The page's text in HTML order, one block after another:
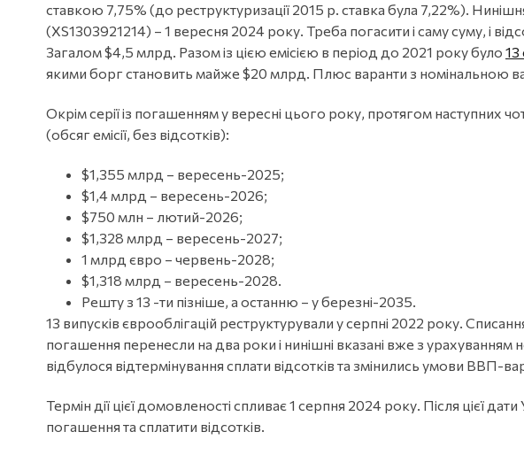
ставкою 7,75% (до реструктуризації 2015 р. ставка була 7,22%).
(XS1303921214) – 1 вересня 2024 року. Треба погасити і саму суму, і
Загалом $4,5 млрд. Разом із цією емісією в період до 2021 року було 13
якими борг становить майже $20 млрд. Плюс варанти з номінальною
Окрім серії із погашенням у вересні цього року, протягом наступних
(обсяг емісії, без відсотків):
$1,355 млрд – вересень-2025;
$1,4 млрд – вересень-2026;
$750 млн – лютий-2026;
$1,328 млрд – вересень-2027;
1 млрд євро – червень-2028;
$1,318 млрд – вересень-2028.
Решту з 13 -ти пізніше, а останню – у березні-2035.
13 випусків єврооблігацій реструктурували у серпні 2022 року.
погашення перенесли на два роки і нинішні вказані вже з урахуванням
відбулося відтермінування сплати відсотків та змінились умови ВВП-
Термін дії цієї домовленості спливає 1 серпня 2024 року. Після цієї
погашення та сплатити відсотків.